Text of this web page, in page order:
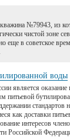
№79943, из
чистой зоне
еще в советское
воды
является
питьевой
стандартов
как доставки
интересов
Российской